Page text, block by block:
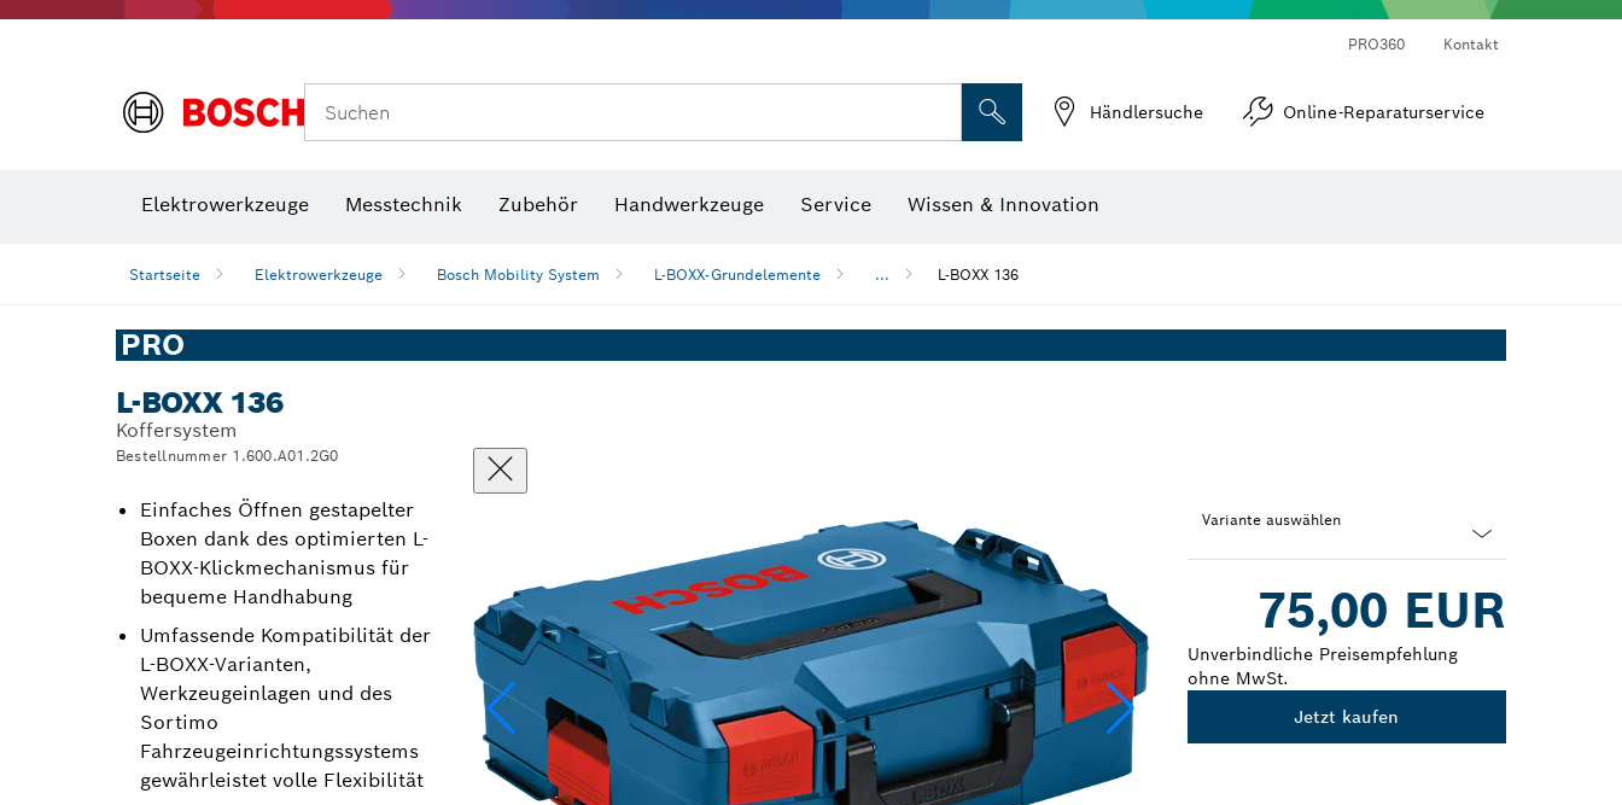
PRO360 Kontakt
Suchen Händlersuche Online-Reparaturservice
Elektrowerkzeuge Messtechnik Zubehör Handwerkzeuge Service Wissen & Innovation
Startseite Elektrowerkzeuge Bosch Mobility System L-BOXX-Grundelemente ... L-BOXX 136
PRO
L-BOXX 136
Koffersystem
Bestellnummer 1.600.A01.2G0
Einfaches Öffnen gestapelter
Boxen dank des optimierten L-
BOXX-Klickmechanismus für
bequeme Handhabung
Umfassende Kompatibilität der
L-BOXX-Varianten,
Werkzeugeinlagen und des
Sortimo
Fahrzeugeinrichtungssystems
gewährleistet volle Flexibilität
Variante auswählen
75,00 EUR
Unverbindliche Preisempfehlung
ohne MwSt.
Jetzt kaufen